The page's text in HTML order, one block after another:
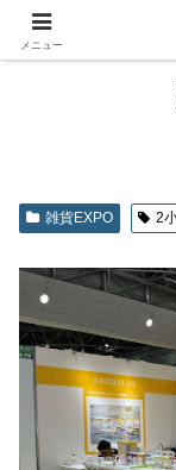
雑貨EXPO 2
メニュー